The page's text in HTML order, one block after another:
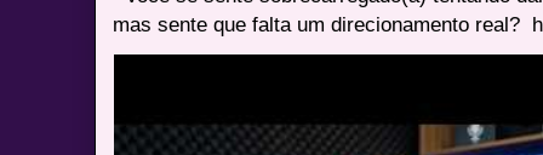
mas sente que falta um direcionamento real?